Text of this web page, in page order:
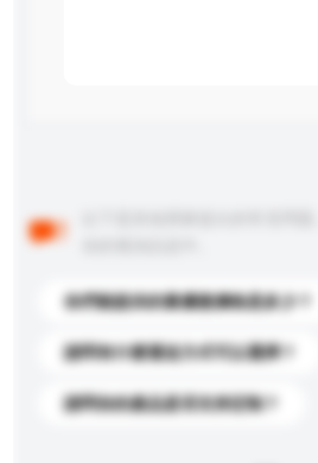
你們能提供的最優惠價格是多少？
請問有什麼運送方式可以選擇？
請問你的產品是否支持定制？